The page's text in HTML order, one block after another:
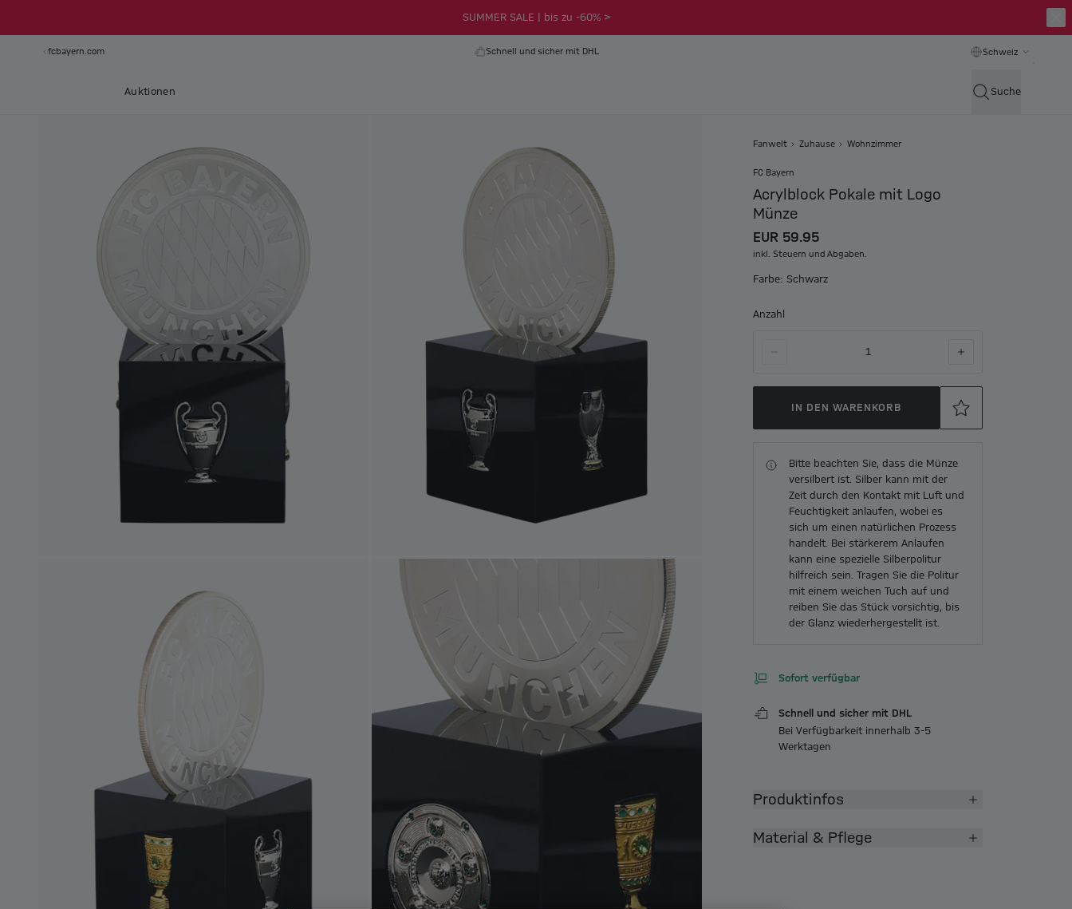
SUMMER SALE | bis zu -60% >
fcbayern.com Schnell und sicher mit DHL Schweiz
Auktionen Suche
Fanwelt Zuhause Wohnzimmer
FC Bayern
Acrylblock Pokale mit Logo
Münze
EUR 59.95
inkl. Steuern und Abgaben.
Farbe: Schwarz
Anzahl
1
IN DEN WARENKORB
Bitte beachten Sie, dass die Münze
versilbert ist. Silber kann mit der
Zeit durch den Kontakt mit Luft und
Feuchtigkeit anlaufen, wobei es
sich um einen natürlichen Prozess
handelt. Bei stärkerem Anlaufen
kann eine spezielle Silberpolitur
hilfreich sein. Tragen Sie die Politur
mit einem weichen Tuch auf und
reiben Sie das Stück vorsichtig, bis
der Glanz wiederhergestellt ist.
Sofort verfügbar
Schnell und sicher mit DHL
Bei Verfügbarkeit innerhalb 3-5
Werktagen
Produktinfos
Material & Pflege